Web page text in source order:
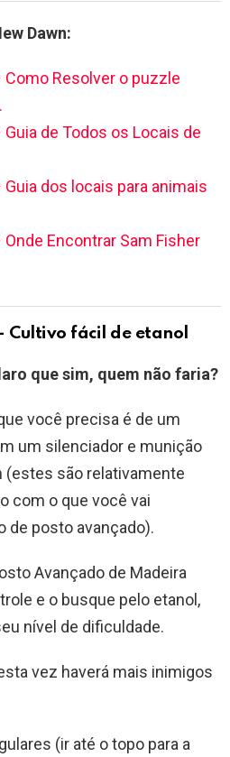
Dawn:
Como Resolver o puzzle
Guia de Todos os Locais de
Guia dos locais para animais
Onde Encontrar Sam Fisher
Cultivo fácil de etanol
que sim, quem não faria?
você precisa é de um
um silenciador e munição
(estes são relativamente
com o que você vai
de posto avançado).
Avançado de Madeira
e o busque pelo etanol,
nível de dificuldade.
vez haverá mais inimigos
(ir até o topo para a